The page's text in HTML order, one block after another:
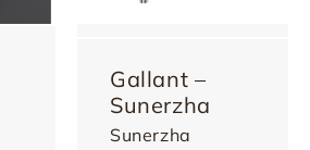
Gallant –
Sunerzha
Sunerzha